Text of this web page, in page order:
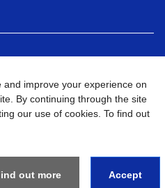
Site Map Kunjungi Situs Global
SALES INDONESIA All
improve your experience on
By continuing through the site
our use of cookies. To find out
out more Accept